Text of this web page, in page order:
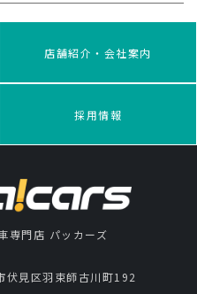
店舗紹介・会社案内
採用情報
専門店 パッカーズ
見区羽束師古川町192